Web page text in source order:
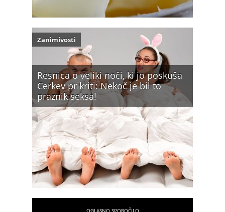
Resnica o veliki noči, ki jo poskuša
Cerkev prikriti: Nekoč je bil to
praznik seksa!
Zanimivosti